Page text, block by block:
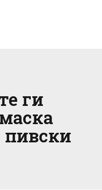
ги
пивски